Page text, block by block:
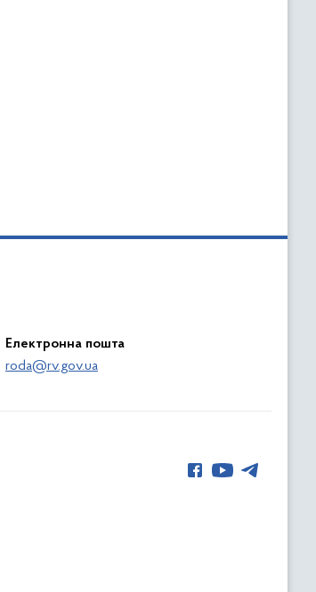
Електронна пошта
roda@rv.gov.ua